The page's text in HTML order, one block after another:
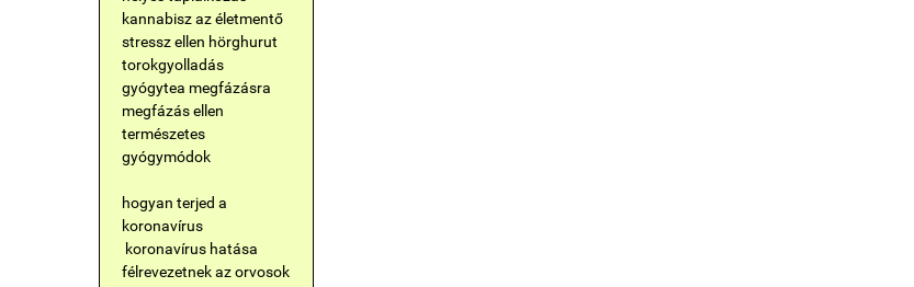
kannabisz az életmentő
stressz ellen hörghurut
torokgyolladás
gyógytea megfázásra
megfázás ellen
természetes
gyógymódok
hogyan terjed a
koronavírus
koronavírus hatása
félrevezetnek az orvosok